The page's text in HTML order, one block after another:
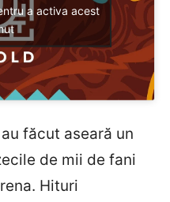
a activa acest
au făcut aseară un
de mii de fani
Hituri